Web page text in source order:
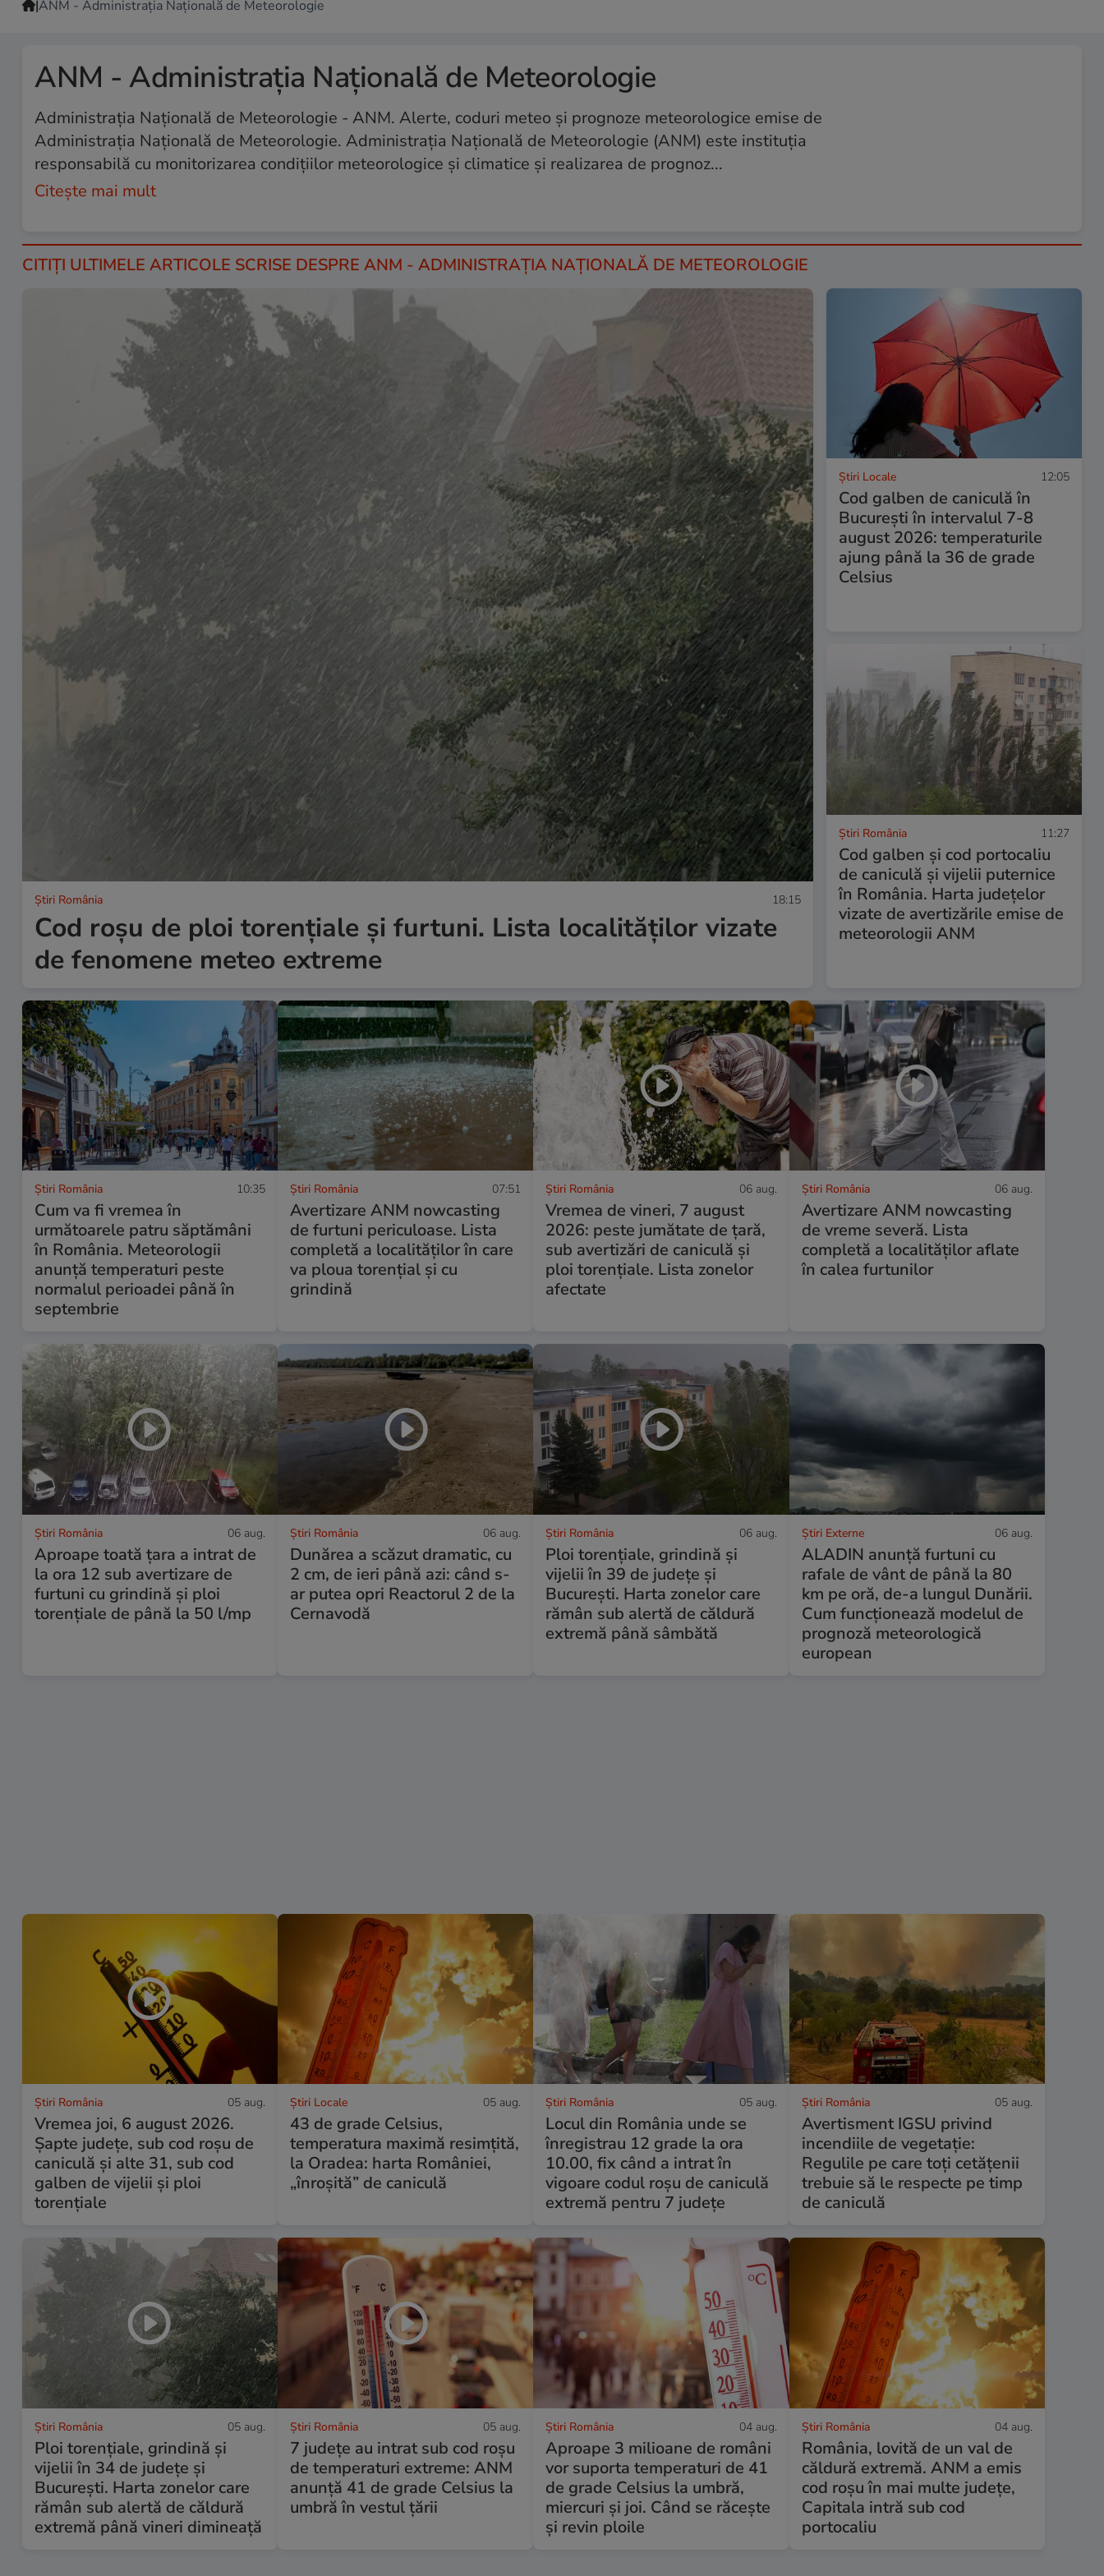
|ANM - Administraţia Naţională de Meteorologie
ANM - Administraţia Naţională de Meteorologie
Administraţia Naţională de Meteorologie - ANM. Alerte, coduri meteo şi prognoze meteorologice emise de
Administraţia Naţională de Meteorologie. Administrația Națională de Meteorologie (ANM) este instituția
responsabilă cu monitorizarea condițiilor meteorologice și climatice şi realizarea de prognoz...
Citește mai mult
CITIȚI ULTIMELE ARTICOLE SCRISE DESPRE ANM - ADMINISTRAŢIA NAŢIONALĂ DE METEOROLOGIE
Știri România 18:15
Cod roșu de ploi torențiale și furtuni. Lista localităților vizate
de fenomene meteo extreme
Știri Locale 12:05
Cod galben de caniculă în
București în intervalul 7-8
august 2026: temperaturile
ajung până la 36 de grade
Celsius
Știri România 11:27
Cod galben și cod portocaliu
de caniculă și vijelii puternice
în România. Harta județelor
vizate de avertizările emise de
meteorologii ANM
Știri România 10:35
Cum va fi vremea în
următoarele patru săptămâni
în România. Meteorologii
anunță temperaturi peste
normalul perioadei până în
septembrie
Știri România 07:51
Avertizare ANM nowcasting
de furtuni periculoase. Lista
completă a localităților în care
va ploua torențial și cu
grindină
Știri România 06 aug.
Vremea de vineri, 7 august
2026: peste jumătate de țară,
sub avertizări de caniculă și
ploi torențiale. Lista zonelor
afectate
Știri România 06 aug.
Avertizare ANM nowcasting
de vreme severă. Lista
completă a localităților aflate
în calea furtunilor
Știri România 06 aug.
Aproape toată țara a intrat de
la ora 12 sub avertizare de
furtuni cu grindină și ploi
torențiale de până la 50 l/mp
Știri România 06 aug.
Dunărea a scăzut dramatic, cu
2 cm, de ieri până azi: când s-
ar putea opri Reactorul 2 de la
Cernavodă
Știri România 06 aug.
Ploi torențiale, grindină și
vijelii în 39 de județe și
București. Harta zonelor care
rămân sub alertă de căldură
extremă până sâmbătă
Știri Externe 06 aug.
ALADIN anunță furtuni cu
rafale de vânt de până la 80
km pe oră, de-a lungul Dunării.
Cum funcționează modelul de
prognoză meteorologică
european
Știri România 05 aug.
Vremea joi, 6 august 2026.
Șapte județe, sub cod roșu de
caniculă și alte 31, sub cod
galben de vijelii și ploi
torențiale
Știri Locale 05 aug.
43 de grade Celsius,
temperatura maximă resimțită,
la Oradea: harta României,
„înroșită” de caniculă
Știri România 05 aug.
Locul din România unde se
înregistrau 12 grade la ora
10.00, fix când a intrat în
vigoare codul roșu de caniculă
extremă pentru 7 județe
Știri România 05 aug.
Avertisment IGSU privind
incendiile de vegetație:
Regulile pe care toți cetățenii
trebuie să le respecte pe timp
de caniculă
Știri România 05 aug.
Ploi torențiale, grindină și
vijelii în 34 de județe și
București. Harta zonelor care
rămân sub alertă de căldură
extremă până vineri dimineață
Știri România 05 aug.
7 județe au intrat sub cod roșu
de temperaturi extreme: ANM
anunță 41 de grade Celsius la
umbră în vestul țării
Știri România 04 aug.
Aproape 3 milioane de români
vor suporta temperaturi de 41
de grade Celsius la umbră,
miercuri și joi. Când se răcește
și revin ploile
Știri România 04 aug.
România, lovită de un val de
căldură extremă. ANM a emis
cod roșu în mai multe județe,
Capitala intră sub cod
portocaliu